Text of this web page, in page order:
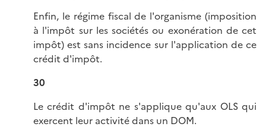
Enfin, le régime fiscal de l'organisme (imposition
à l'impôt sur les sociétés ou exonération de cet
impôt) est sans incidence sur l'application de ce
crédit d'impôt.
30
Le crédit d'impôt ne s'applique qu'aux OLS qui
exercent leur activité dans un DOM.